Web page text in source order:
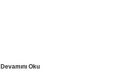
Devamını Oku